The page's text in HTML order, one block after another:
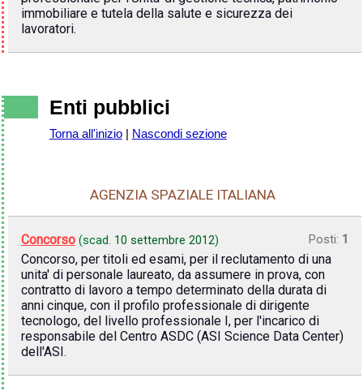
immobiliare e tutela della salute e sicurezza dei
lavoratori.
Enti pubblici
Torna all'inizio| Nascondi sezione
AGENZIA SPAZIALE ITALIANA
Concorso (scad. 10 settembre 2012) Posti: 1
Concorso, per titoli ed esami, per il reclutamento di una
unita' di personale laureato, da assumere in prova, con
contratto di lavoro a tempo determinato della durata di
anni cinque, con il profilo professionale di dirigente
tecnologo, del livello professionale I, per l'incarico di
responsabile del Centro ASDC (ASI Science Data Center)
dell'ASI.